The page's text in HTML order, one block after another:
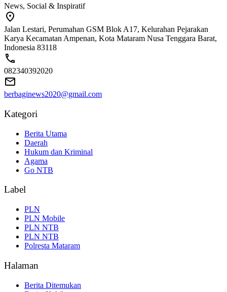
News, Social & Inspiratif
Jalan Lestari, Perumahan GSM Blok A17, Kelurahan Pejarakan
Karya Kecamatan Ampenan, Kota Mataram Nusa Tenggara Barat,
Indonesia 83118
082340392020
berbaginews2020@gmail.com
Kategori
Berita Utama
Daerah
Hukum dan Kriminal
Agama
Go NTB
Label
PLN
PLN Mobile
PLN NTB
PLN NTB
Polresta Mataram
Halaman
Berita Ditemukan